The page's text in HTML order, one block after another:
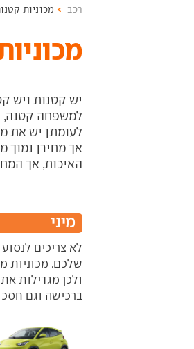
רכב מכוניות
יש קטנות ויש
למשפחה קטנה,
לעומתן יש את
אך מחירן נמוך
האיכות, אך
מיני
לא צריכים
שלכם. מכוניות
ולכן מגדילות
ברכישה וגם